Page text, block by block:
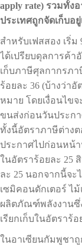
apply rate) รวมทั้ง
ประเทศถูกจัดเก็บอยู่
สำหรับเฟสสอง เริ่ม
ได้เปรียบดุลการค้า
เก็บภาษีศุลกากรภา
ร้อยละ 36 (บ้างว่า
หมาย โดยเงื่อนไข
ขนส่งก่อนวันประกา
ทั้งนี้อัตราภาษีต่าง
ประกาศไปก่อนหน้
ในอัตราร้อยละ 25
ละ 25 นอกจากนี้จ
เซมิคอนดักเตอร์ ไ
ผลิตภัณฑ์พลังงานซึ่
เรียกเก็บในอัตราร้อ
ในอาเซียนกัมพูชาถู